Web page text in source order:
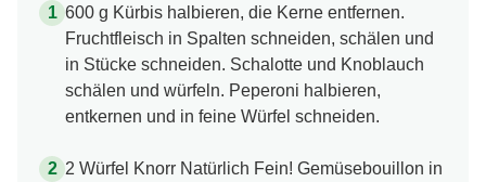
600 g Kürbis halbieren, die Kerne entfernen.
Fruchtfleisch in Spalten schneiden, schälen und
in Stücke schneiden. Schalotte und Knoblauch
schälen und würfeln. Peperoni halbieren,
entkernen und in feine Würfel schneiden.
2 Würfel Knorr Natürlich Fein! Gemüsebouillon in